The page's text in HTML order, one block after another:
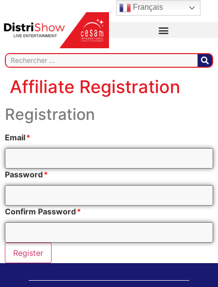
Affiliate Registration
Registration
Email*
Password *
Confirm Password *
Français